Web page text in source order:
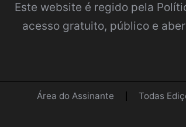
Este website é regido pela
acesso gratuito, público e
Área do Assinante Todas